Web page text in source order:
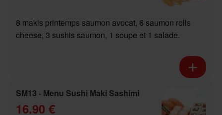
8 makis printemps saumon avocat, 6 saumon rolls
cheese, 3 sushis saumon, 1 soupe et 1 salade.
SM13 - Menu Sushi Maki Sashimi
16.90 €